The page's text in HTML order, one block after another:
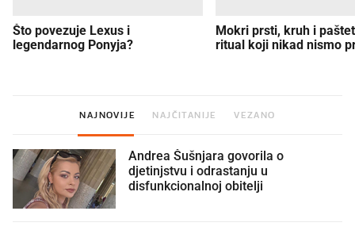
Što povezuje Lexus i
legendarnog Ponyja?
Mokri prsti, kruh i
ritual koji nikad nismo
NAJNOVIJE NAJČITANIJE VEZANO
Andrea Šušnjara govorila o
djetinjstvu i odrastanju u
disfunkcionalnoj obitelji